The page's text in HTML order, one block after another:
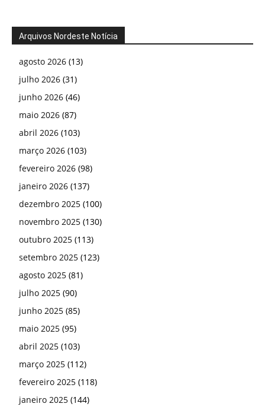
Arquivos Nordeste Notícia
agosto 2026 (13)
julho 2026 (31)
junho 2026 (46)
maio 2026 (87)
abril 2026 (103)
março 2026 (103)
fevereiro 2026 (98)
janeiro 2026 (137)
dezembro 2025 (100)
novembro 2025 (130)
outubro 2025 (113)
setembro 2025 (123)
agosto 2025 (81)
julho 2025 (90)
junho 2025 (85)
maio 2025 (95)
abril 2025 (103)
março 2025 (112)
fevereiro 2025 (118)
janeiro 2025 (144)